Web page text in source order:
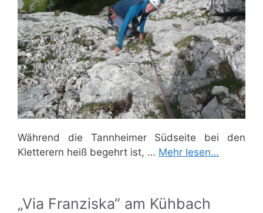
Während die Tannheimer Südseite bei den
Kletterern heiß begehrt ist, … Mehr lesen…
„Via Franziska“ am Kühbach